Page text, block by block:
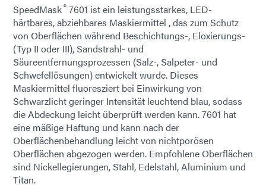
SpeedMask® 7601 ist ein leistungsstarkes, LED-
härtbares, abziehbares Maskiermittel , das zum Schutz
von Oberflächen während Beschichtungs-, Eloxierungs-
(Typ II oder III), Sandstrahl- und
Säureentfernungsprozessen (Salz-, Salpeter- und
Schwefellösungen) entwickelt wurde. Dieses
Maskiermittel fluoresziert bei Einwirkung von
Schwarzlicht geringer Intensität leuchtend blau, sodass
die Abdeckung leicht überprüft werden kann. 7601 hat
eine mäßige Haftung und kann nach der
Oberflächenbehandlung leicht von nichtporösen
Oberflächen abgezogen werden. Empfohlene Oberflächen
sind Nickellegierungen, Stahl, Edelstahl, Aluminium und
Titan.